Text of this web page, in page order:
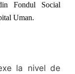
Fondul Social
Uman.
la nivel de